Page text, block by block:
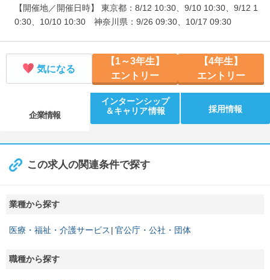
【開催地／開催日時】 東京都：8/12 10:30、9/10 10:30、9/12 1
0:30、10/10 10:30 神奈川県：9/26 09:30、10/17 09:30
気になる
【1～3年生】
エントリー
【4年生】
エントリー
企業情報
インターンシップ
＆キャリア情報
採用情報
この求人の関連条件で探す
業種から探す
医療・福祉・介護サービス 官公庁・公社・団体
職種から探す